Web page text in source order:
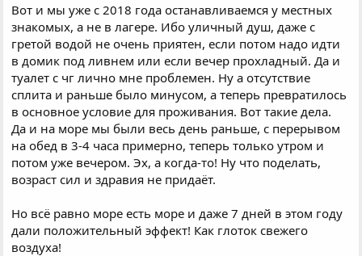
Вот и мы уже с 2018 года останавливаемся у местных
знакомых, а не в лагере. Ибо уличный душ, даже с
гретой водой не очень приятен, если потом надо идти
в домик под ливнем или если вечер прохладный. Да и
туалет с чг лично мне проблемен. Ну а отсутствие
сплита и раньше было минусом, а теперь превратилось
в основное условие для проживания. Вот такие дела.
Да и на море мы были весь день раньше, с перерывом
на обед в 3-4 часа примерно, теперь только утром и
потом уже вечером. Эх, а когда-то! Ну что поделать,
возраст сил и здравия не придаёт.
Но всё равно море есть море и даже 7 дней в этом году
дали положительный эффект! Как глоток свежего
воздуха!